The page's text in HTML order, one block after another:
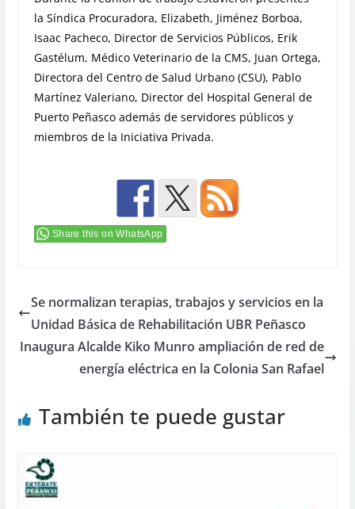
la Síndica Procuradora, Elizabeth, Jiménez Borboa,
Isaac Pacheco, Director de Servicios Públicos, Erik
Gastélum, Médico Veterinario de la CMS, Juan Ortega,
Directora del Centro de Salud Urbano (CSU), Pablo
Martínez Valeriano, Director del Hospital General de
Puerto Peñasco además de servidores públicos y
miembros de la Iniciativa Privada.
Share this on WhatsApp
Se normalizan terapias, trabajos y servicios en la
Unidad Básica de Rehabilitación UBR Peñasco
Inaugura Alcalde Kiko Munro ampliación de red de
energía eléctrica en la Colonia San Rafael
También te puede gustar